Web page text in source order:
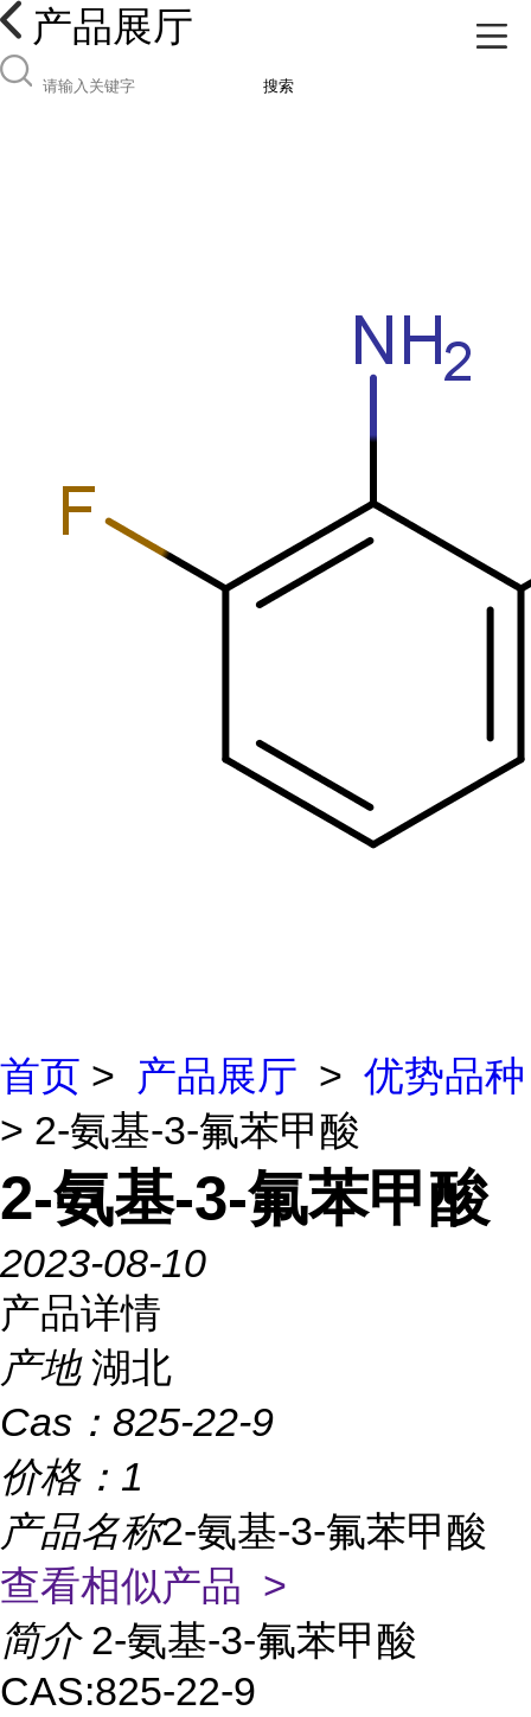
产品展厅
搜索
首页 > 产品展厅 > 优势品种
> 2-氨基-3-氟苯甲酸
2-氨基-3-氟苯甲酸
2023-08-10
产品详情
产地 湖北
Cas： 825-22-9
价格： 1
产品名称2-氨基-3-氟苯甲酸
查看相似产品 >
简介 2-氨基-3-氟苯甲酸
CAS:825-22-9